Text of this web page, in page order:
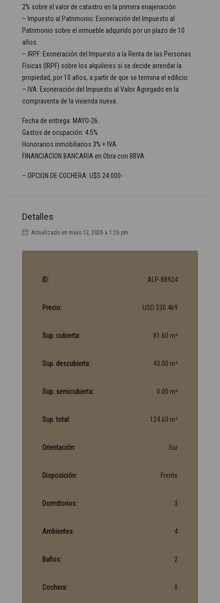
2% sobre el valor de catastro en la primera enajenación.
– Impuesto al Patrimonio: Exoneración del Impuesto al
Patrimonio sobre el inmueble adquirido por un plazo de 10
años.
– IRPF: Exoneración del Impuesto a la Renta de las Personas
Físicas (IRPF) sobre los alquileres si se decide arrendar la
propiedad, por 10 años, a partir de que se termina el edificio.
– IVA: Exoneración del Impuesto al Valor Agregado en la
compraventa de la vivienda nueva.
Fecha de entrega: MAYO-26.
Gastos de ocupación: 4.5%
Honorarios inmobiliarios 3% + IVA
FINANCIACION BANCARIA en Obra con BBVA.
– OPCION DE COCHERA: U$S 24.000-
Detalles
Actualizado en mayo 12, 2026 a 1:26 pm
ID: ALP-88924
Precio: USD 330.469
Sup. cubierta: 81.60 m²
Sup. descubierta: 43.00 m²
Sup. semicubierta: 0.00 m²
Sup. total: 124.60 m²
Orientación: Sur
Disposición: Frente
Dormitorios: 3
Ambientes: 4
Baños: 2
Cochera: 0